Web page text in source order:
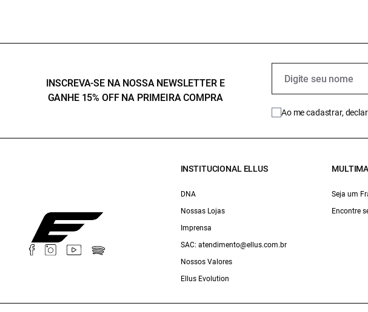
INSCREVA-SE NA NOSSA NEWSLETTER E
GANHE 15% OFF NA PRIMEIRA COMPRA
Ao me cadastrar,
INSTITUCIONAL ELLUS
DNA
Nossas Lojas
Imprensa
SAC: atendimento@ellus.com.br
Nossos Valores
Ellus Evolution
Seja um
Encontre